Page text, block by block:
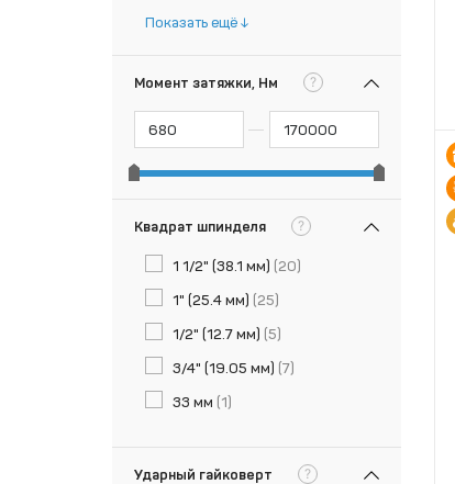
Показать ещё
Момент затяжки, Нм ?
Квадрат шпинделя ?
1 1/2" (38.1 мм) (20)
1" (25.4 мм) (25)
1/2" (12.7 мм) (5)
3/4" (19.05 мм) (7)
33 мм (1)
Ударный гайковерт ?